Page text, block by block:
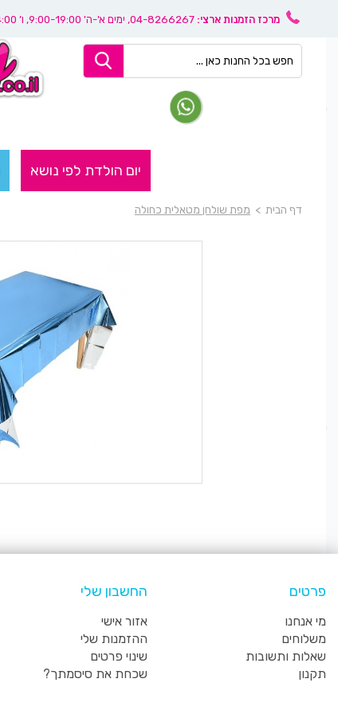
מרכז הזמנות ארצי: 04-8266267, ימים א'-ה' 9:00-19:00, ו’ 08:30-14:00
יום הולדת לפי נושא
דף הבית > מפת שולחן מטאלית כחולה
פרטים
מי אנחנו
משלוחים
שאלות ותשובות
תקנון
החשבון שלי
אזור אישי
ההזמנות שלי
שינוי פרטים
שכחת את סיסמתך?